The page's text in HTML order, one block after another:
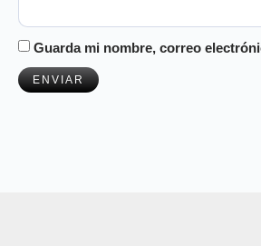
Guarda mi nombre, correo